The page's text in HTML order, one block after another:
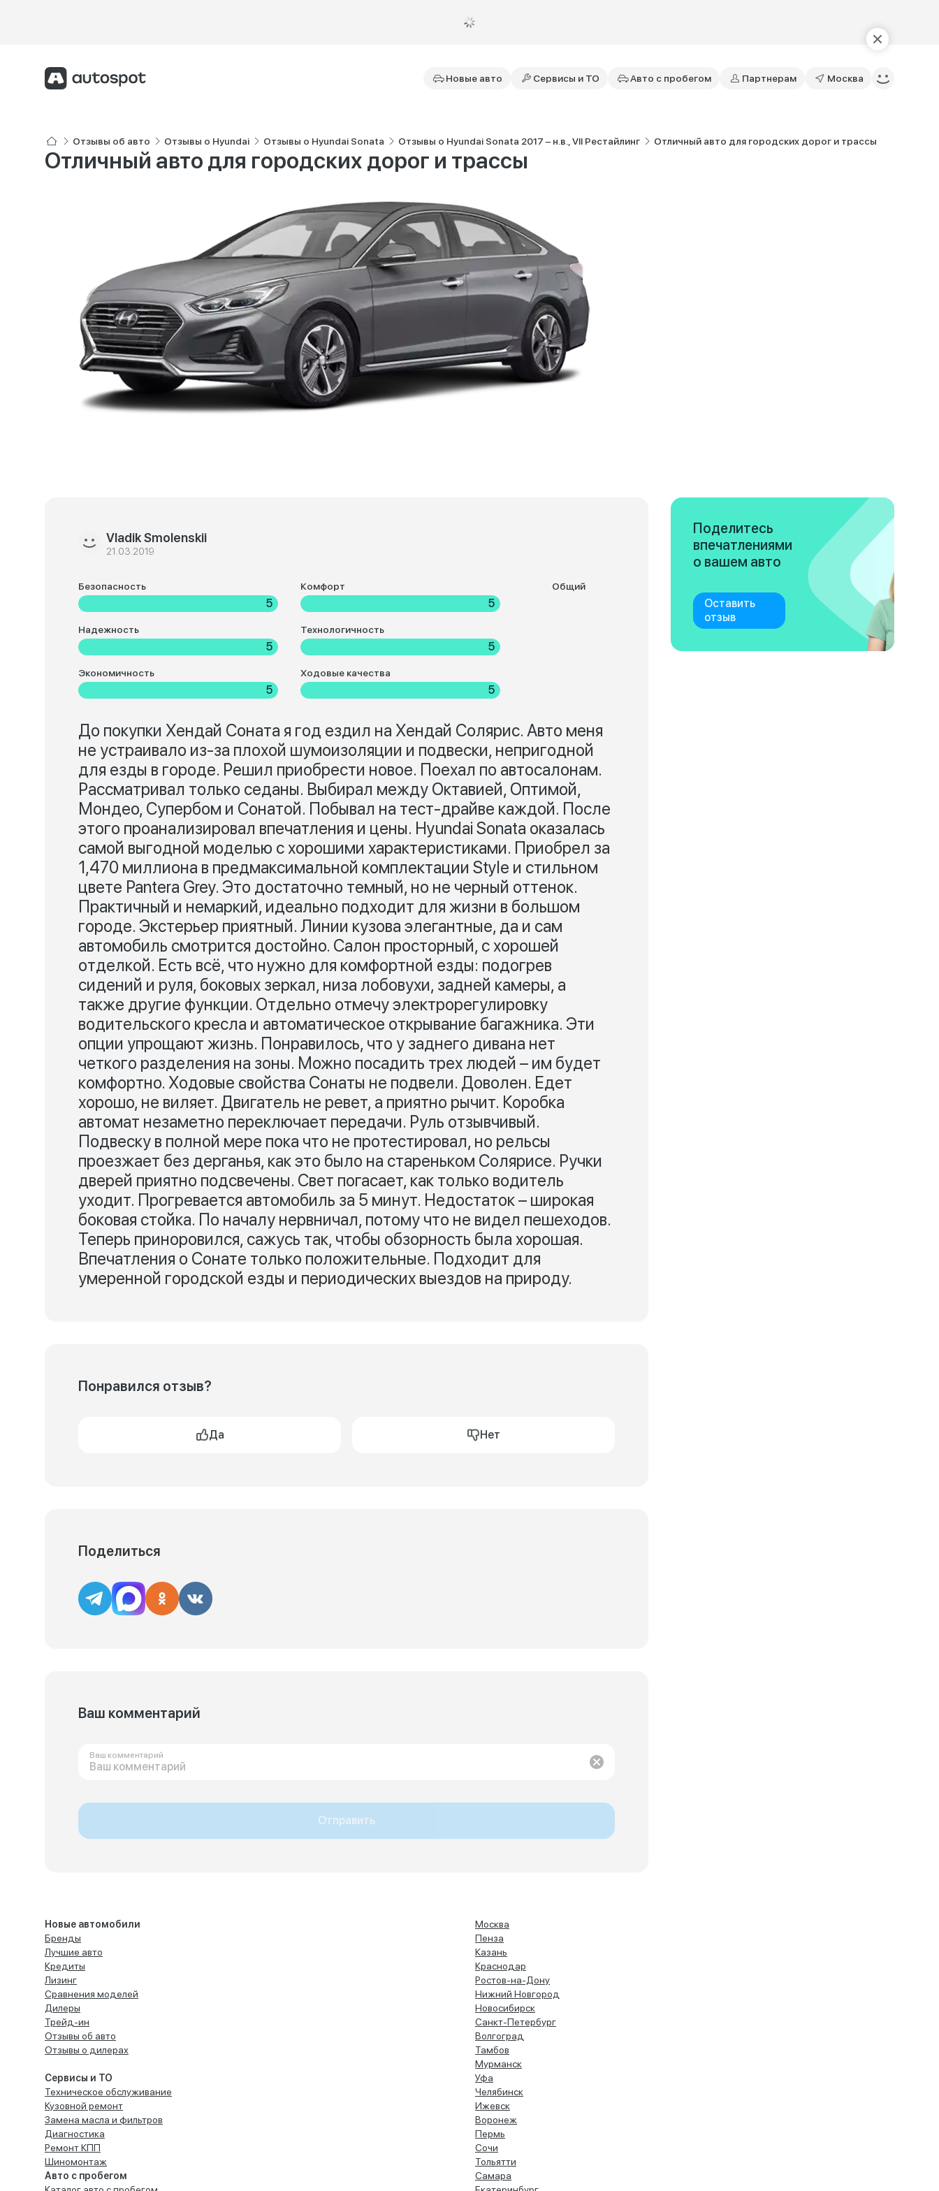
Новые авто Сервисы и ТО Авто с пробегом Партнерам Москва
Отзывы об авто Отзывы о Hyundai Отзывы о Hyundai Sonata Отзывы о Hyundai Sonata 2017 – н.в., VII Рестайлинг Отличный авто для городских дорог и трассы
Отличный авто для городских дорог и трассы
Vladik Smolenskii
21.03.2019
Безопасность
5
Комфорт
5
Надежность
5
Технологичность
5
Экономичность
5
Ходовые качества
5
Общий
До покупки Хендай Соната я год ездил на Хендай Солярис. Авто меня
не устраивало из-за плохой шумоизоляции и подвески, непригодной
для езды в городе. Решил приобрести новое. Поехал по автосалонам.
Рассматривал только седаны. Выбирал между Октавией, Оптимой,
Мондео, Супербом и Сонатой. Побывал на тест-драйве каждой. После
этого проанализировал впечатления и цены. Hyundai Sonata оказалась
самой выгодной моделью с хорошими характеристиками. Приобрел за
1,470 миллиона в предмаксимальной комплектации Style и стильном
цвете Pantera Grey. Это достаточно темный, но не черный оттенок.
Практичный и немаркий, идеально подходит для жизни в большом
городе. Экстерьер приятный. Линии кузова элегантные, да и сам
автомобиль смотрится достойно. Салон просторный, с хорошей
отделкой. Есть всё, что нужно для комфортной езды: подогрев
сидений и руля, боковых зеркал, низа лобовухи, задней камеры, а
также другие функции. Отдельно отмечу электрорегулировку
водительского кресла и автоматическое открывание багажника. Эти
опции упрощают жизнь. Понравилось, что у заднего дивана нет
четкого разделения на зоны. Можно посадить трех людей – им будет
комфортно. Ходовые свойства Сонаты не подвели. Доволен. Едет
хорошо, не виляет. Двигатель не ревет, а приятно рычит. Коробка
автомат незаметно переключает передачи. Руль отзывчивый.
Подвеску в полной мере пока что не протестировал, но рельсы
проезжает без дерганья, как это было на стареньком Солярисе. Ручки
дверей приятно подсвечены. Свет погасает, как только водитель
уходит. Прогревается автомобиль за 5 минут. Недостаток – широкая
боковая стойка. По началу нервничал, потому что не видел пешеходов.
Теперь приноровился, сажусь так, чтобы обзорность была хорошая.
Впечатления о Сонате только положительные. Подходит для
умеренной городской езды и периодических выездов на природу.
Понравился отзыв?
Да Нет
Поделиться
Ваш комментарий
Ваш комментарий
Отправить
Поделитесь
впечатлениями
о вашем авто
Оставить
отзыв
Новые автомобили
Бренды
Лучшие авто
Кредиты
Лизинг
Сравнения моделей
Дилеры
Трейд-ин
Отзывы об авто
Отзывы о дилерах
Сервисы и ТО
Техническое обслуживание
Кузовной ремонт
Замена масла и фильтров
Диагностика
Ремонт КПП
Шиномонтаж
Авто с пробегом
Москва
Пенза
Казань
Краснодар
Ростов-на-Дону
Нижний Новгород
Новосибирск
Санкт-Петербург
Волгоград
Тамбов
Мурманск
Уфа
Челябинск
Ижевск
Воронеж
Пермь
Сочи
Тольятти
Самара